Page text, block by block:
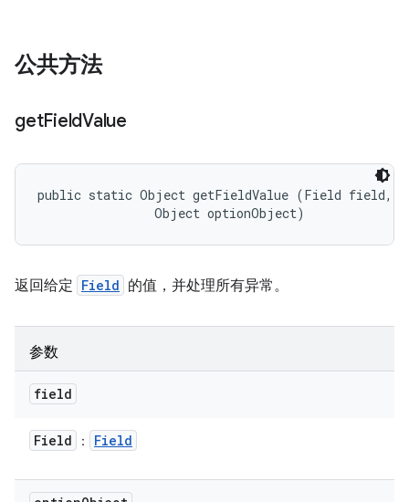
公共方法
getFieldValue
public static Object getFieldValue (Field field,
                Object optionObject)
返回给定 Field 的值，并处理所有异常。
参数
field
Field ： Field